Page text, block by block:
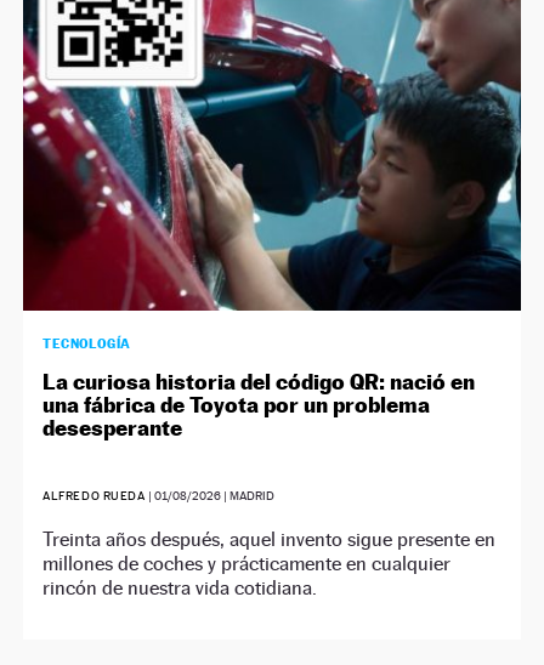
NEWSLETTER
SÍGUENOS
TECNOLOGÍA
La curiosa historia del código QR: nació en
una fábrica de Toyota por un problema
desesperante
ALFREDO RUEDA | 01/08/2026| MADRID
Treinta años después, aquel invento sigue presente en
millones de coches y prácticamente en cualquier
rincón de nuestra vida cotidiana.